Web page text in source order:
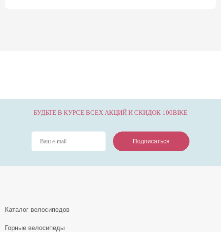
БУДЬТЕ В КУРСЕ ВСЕХ АКЦИЙ И СКИДОК 100BIKE
Подписаться
Подписаться
Подписаться
Каталог велосипедов
Горные велосипеды